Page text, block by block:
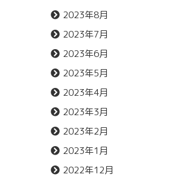
2023年8月
2023年7月
2023年6月
2023年5月
2023年4月
2023年3月
2023年2月
2023年1月
2022年12月